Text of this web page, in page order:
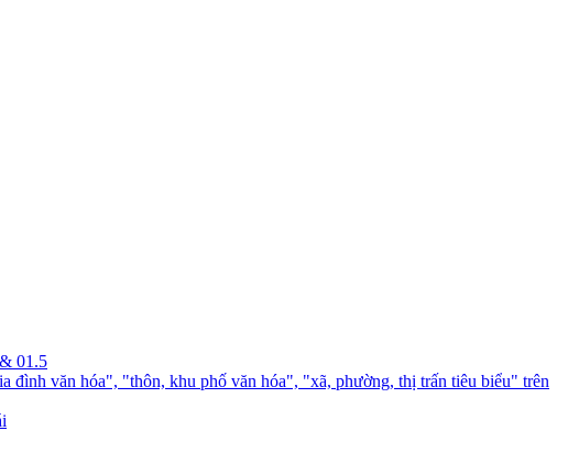
01.5
văn hóa", "thôn, khu phố văn hóa", "xã, phường, thị trấn tiêu biểu" trên